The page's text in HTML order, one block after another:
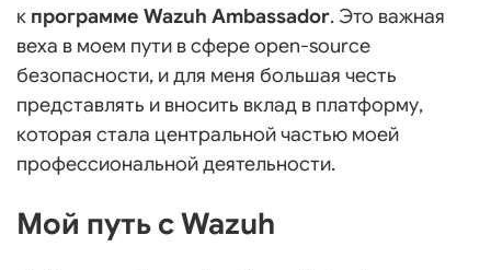
к программе Wazuh Ambassador. Это важная
веха в моем пути в сфере open-source
безопасности, и для меня большая честь
представлять и вносить вклад в платформу,
которая стала центральной частью моей
профессиональной деятельности.
Мой путь с Wazuh